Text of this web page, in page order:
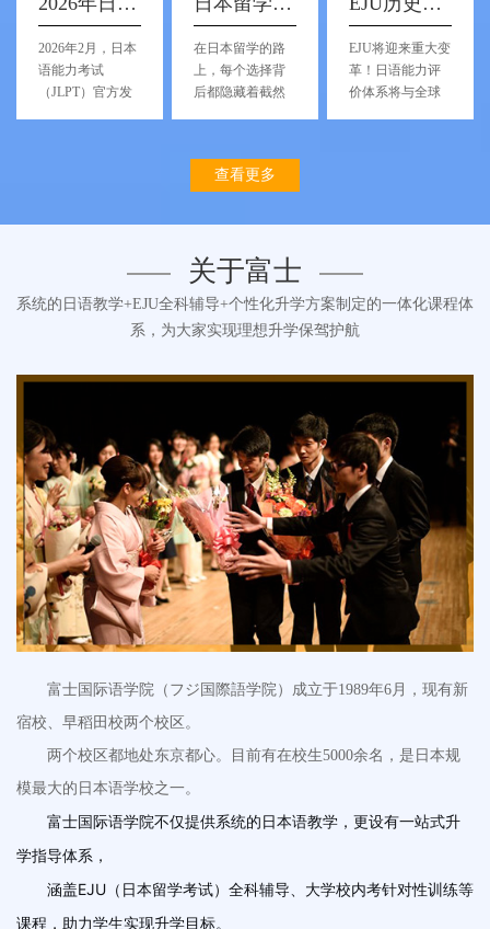
2026年2月，日本
语能力考试
（JLPT）官方发
在日本留学的路
上，每个选择背
后都隐藏着截然
EJU将迎来重大变
革！日语能力评
价体系将与全球
查看更多
关于富士
系统的日语教学+EJU全科辅导+个性化升学方案制定的一体化课程体
系，为大家实现理想升学保驾护航
富士国际语学院（フジ国際語学院）成立于1989年6月，现有新
宿校、早稻田校两个校区。
两个校区都地处东京都心。目前有在校生5000余名，是日本规
模最大的日本语学校之一。
富士国际语学院不仅提供系统的日本语教学，更设有一站式升
学指导体系，
涵盖EJU（日本留学考试）全科辅导、大学校内考针对性训练等
课程，助力学生实现升学目标。